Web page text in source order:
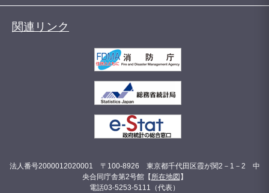
関連リンク
法人番号2000012020001 〒100-8926 東京都千代田区霞が関2－1－2 中
央合同庁舎第2号館【 所在地図 】
電話03-5253-5111（代表）